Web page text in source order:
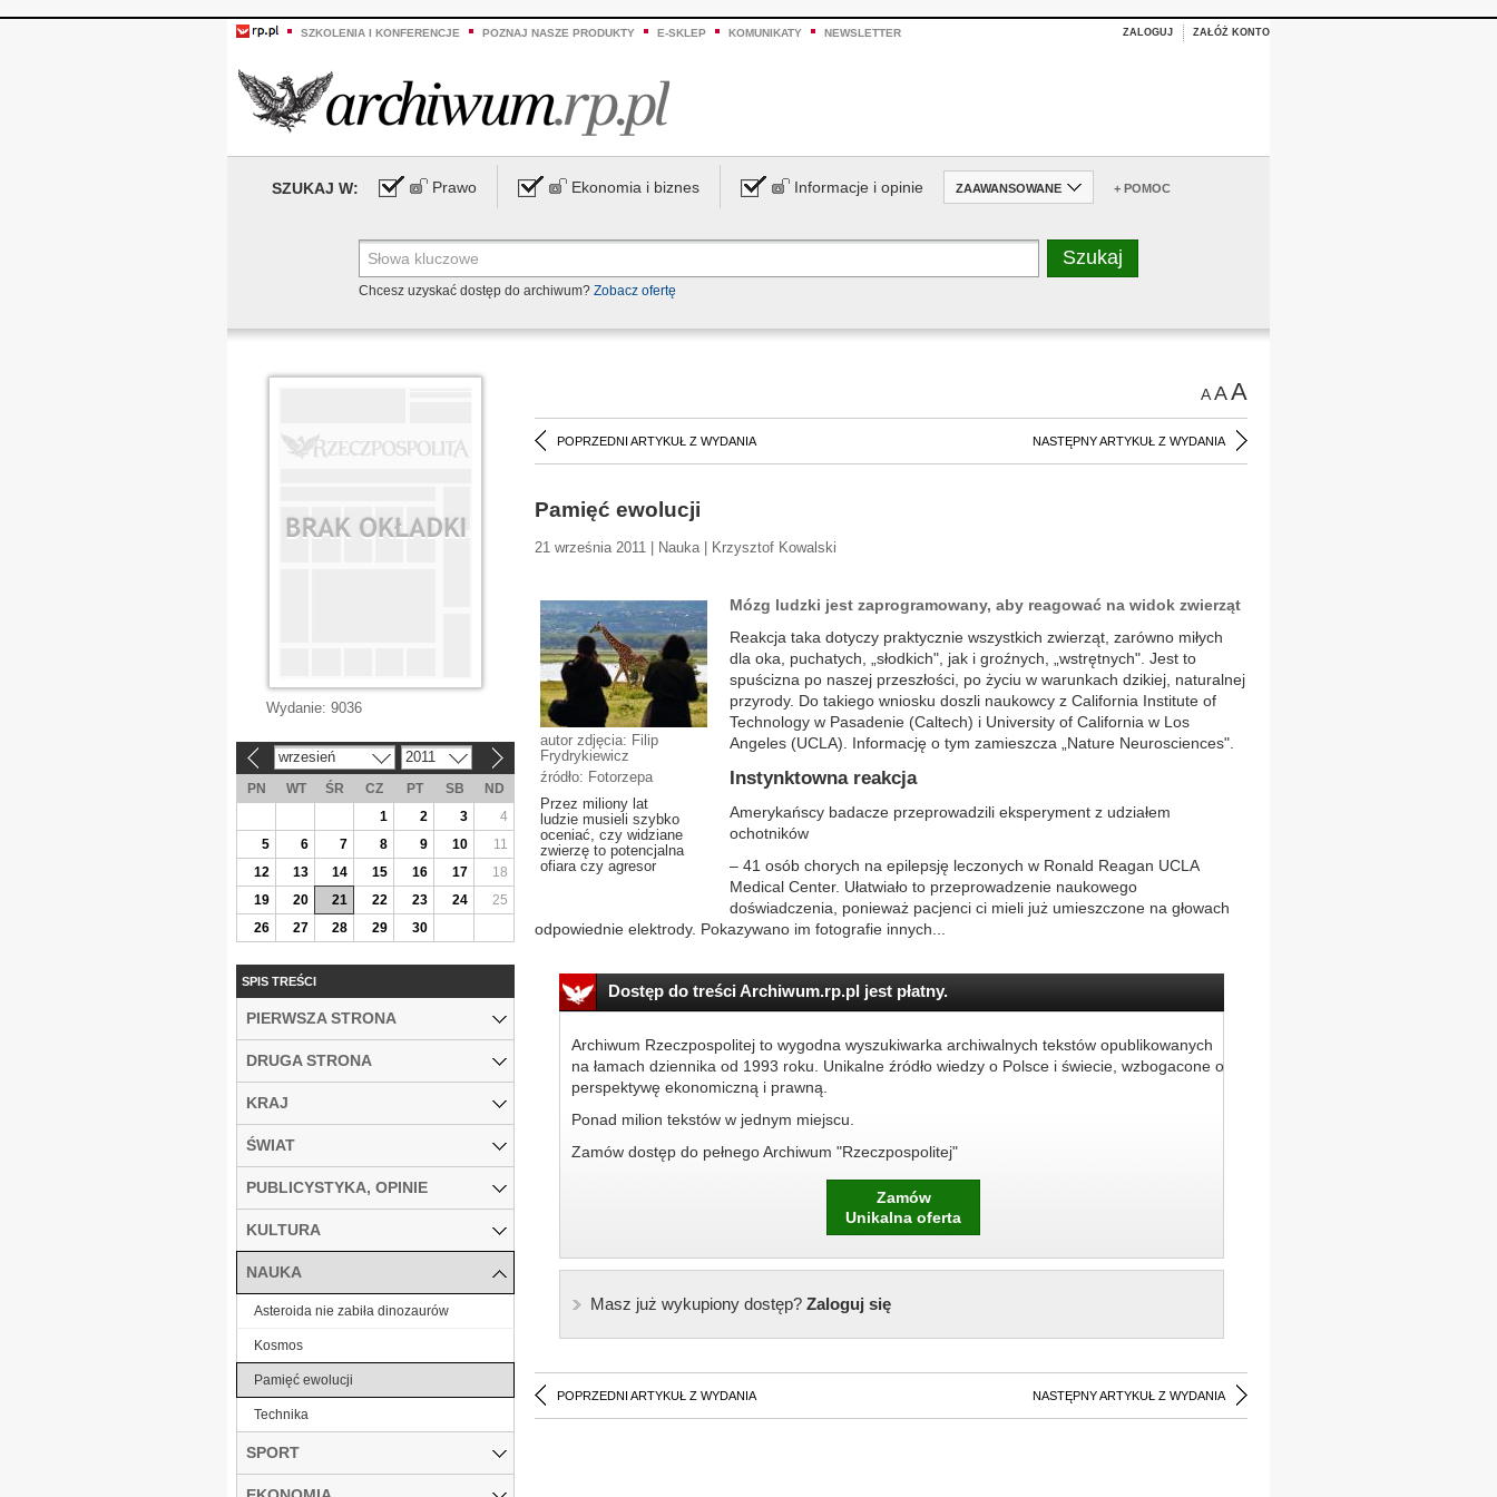
SZKOLENIA I KONFERENCJE POZNAJ NASZE PRODUKTY E-SKLEP KOMUNIKATY NEWSLETTER ZALOGUJ ZAŁÓŻ KONTO
SZUKAJ W: Prawo Ekonomia i biznes Informacje i opinie ZAAWANSOWANE + POMOC
Chcesz uzyskać dostęp do archiwum? Zobacz ofertę
AAA
POPRZEDNI ARTYKUŁ Z WYDANIA NASTĘPNY ARTYKUŁ Z WYDANIA
Pamięć ewolucji
21 września 2011 | Nauka | Krzysztof Kowalski
autor zdjęcia: Filip
Frydrykiewicz
źródło: Fotorzepa
Przez miliony lat
ludzie musieli szybko
oceniać, czy widziane
zwierzę to potencjalna
ofiara czy agresor
Mózg ludzki jest zaprogramowany, aby reagować na widok zwierząt
Reakcja taka dotyczy praktycznie wszystkich zwierząt, zarówno miłych
dla oka, puchatych, „słodkich", jak i groźnych, „wstrętnych". Jest to
spuścizna po naszej przeszłości, po życiu w warunkach dzikiej, naturalnej
przyrody. Do takiego wniosku doszli naukowcy z California Institute of
Technology w Pasadenie (Caltech) i University of California w Los
Angeles (UCLA). Informację o tym zamieszcza „Nature Neurosciences".
Instynktowna reakcja
Amerykańscy badacze przeprowadzili eksperyment z udziałem
ochotników
– 41 osób chorych na epilepsję leczonych w Ronald Reagan UCLA
Medical Center. Ułatwiało to przeprowadzenie naukowego
doświadczenia, ponieważ pacjenci ci mieli już umieszczone na głowach
odpowiednie elektrody. Pokazywano im fotografie innych...
Dostęp do treści Archiwum.rp.pl jest płatny.
Archiwum Rzeczpospolitej to wygodna wyszukiwarka archiwalnych tekstów opublikowanych
na łamach dziennika od 1993 roku. Unikalne źródło wiedzy o Polsce i świecie, wzbogacone o
perspektywę ekonomiczną i prawną.
Ponad milion tekstów w jednym miejscu.
Zamów dostęp do pełnego Archiwum "Rzeczpospolitej"
Zamów
Unikalna oferta
Masz już wykupiony dostęp?Zaloguj się
POPRZEDNI ARTYKUŁ Z WYDANIA NASTĘPNY ARTYKUŁ Z WYDANIA
Wydanie: 9036
wrzesień 2011
PN WT ŚR CZ PT SB
ND
1
2 3
4
5
6 7 8 9 10
11
12
13 14 15 16 17
18
19
20 21 22 23 24
25
26
27 28 29 30
SPIS TREŚCI
PIERWSZA STRONA
DRUGA STRONA
KRAJ
ŚWIAT
PUBLICYSTYKA, OPINIE
KULTURA
NAUKA
Asteroida nie zabiła dinozaurów
Kosmos
Pamięć ewolucji
Technika
SPORT